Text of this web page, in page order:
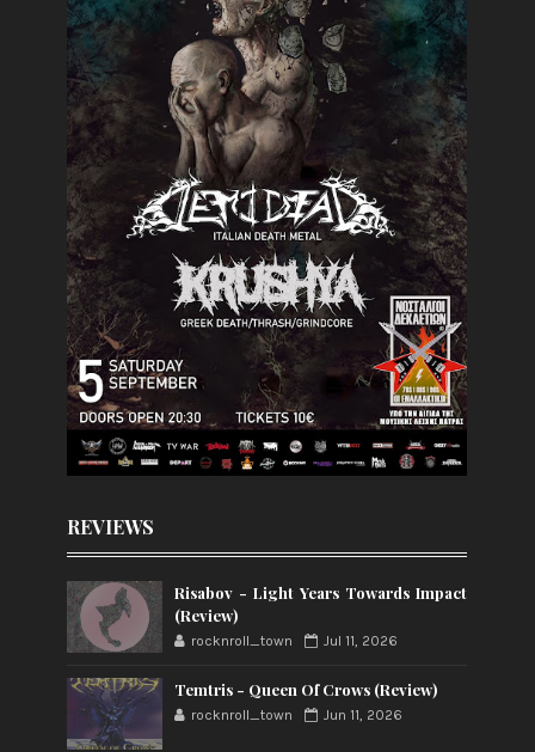
REVIEWS
Risabov - Light Years Towards Impact
(Review)
rocknroll_town Jul 11, 2026
Temtris - Queen Of Crows (Review)
rocknroll_town Jun 11, 2026